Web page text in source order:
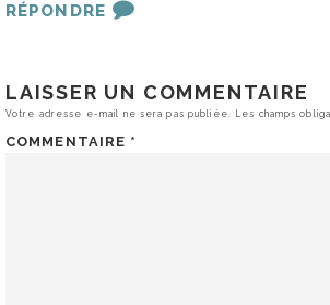
RÉPONDRE
LAISSER UN COMMENTAIRE
Votre adresse e-mail ne sera pas publiée. Les champs
COMMENTAIRE *